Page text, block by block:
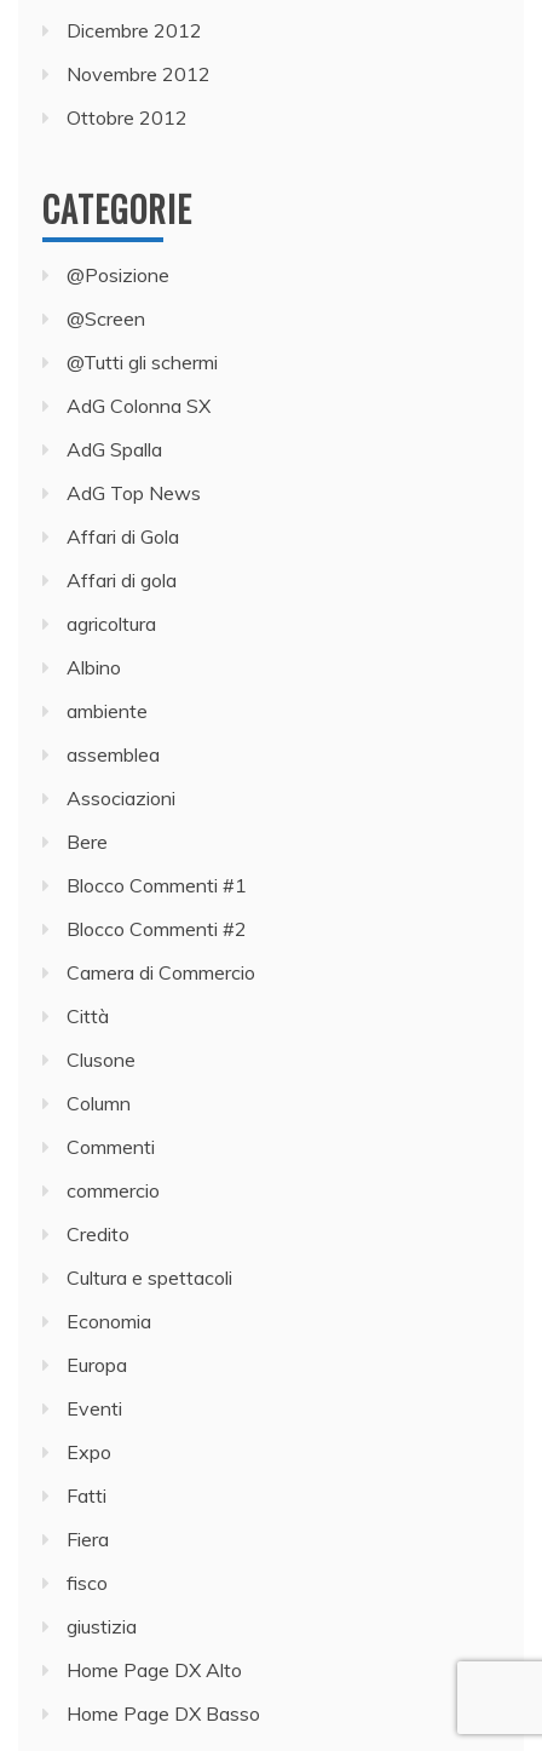
Dicembre 2012
Novembre 2012
Ottobre 2012
CATEGORIE
@Posizione
@Screen
@Tutti gli schermi
AdG Colonna SX
AdG Spalla
AdG Top News
Affari di Gola
Affari di gola
agricoltura
Albino
ambiente
assemblea
Associazioni
Bere
Blocco Commenti #1
Blocco Commenti #2
Camera di Commercio
Città
Clusone
Column
Commenti
commercio
Credito
Cultura e spettacoli
Economia
Europa
Eventi
Expo
Fatti
Fiera
fisco
giustizia
Home Page DX Alto
Home Page DX Basso